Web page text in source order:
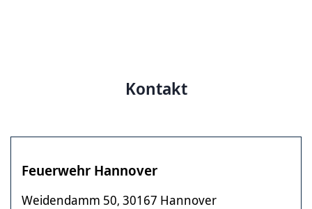
Kontakt
Feuerwehr Hannover
Weidendamm 50, 30167 Hannover